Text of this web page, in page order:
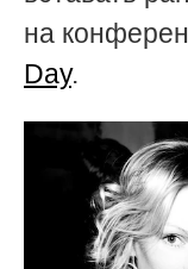
на
Day.